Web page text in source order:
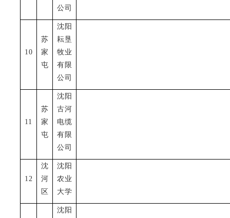
公司
10
苏
家
屯
沈阳
耘垦
牧业
有限
公司
11
苏
家
屯
沈阳
古河
电缆
有限
公司
12
沈
河
区
沈阳
农业
大学
沈阳